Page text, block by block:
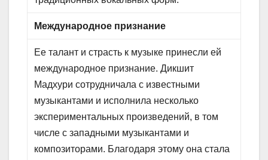
Международное признание
Ее талант и страсть к музыке принесли ей
международное признание. Дикшит
Мадхури сотрудничала с известными
музыкантами и исполнила несколько
экспериментальных произведений, в том
числе с западными музыкантами и
композиторами. Благодаря этому она стала